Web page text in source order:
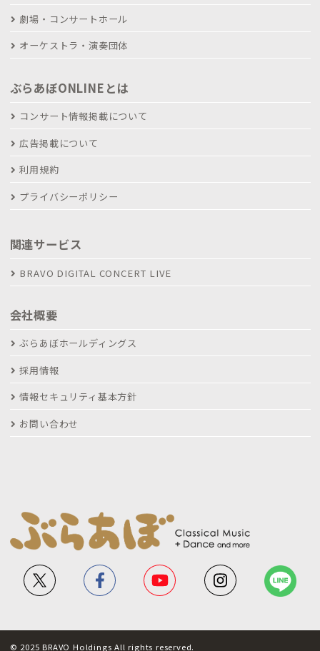
劇場・コンサートホール
オーケストラ・演奏団体
ぶらあぼONLINEとは
コンサート情報掲載について
広告掲載について
利用規約
プライバシーポリシー
関連サービス
BRAVO DIGITAL CONCERT LIVE
会社概要
ぶらあぼホールディングス
採用情報
情報セキュリティ基本方針
お問い合わせ
© 2025 BRAVO Holdings All rights reserved.